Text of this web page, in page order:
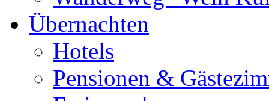
Übernachten
Hotels
Pensionen &